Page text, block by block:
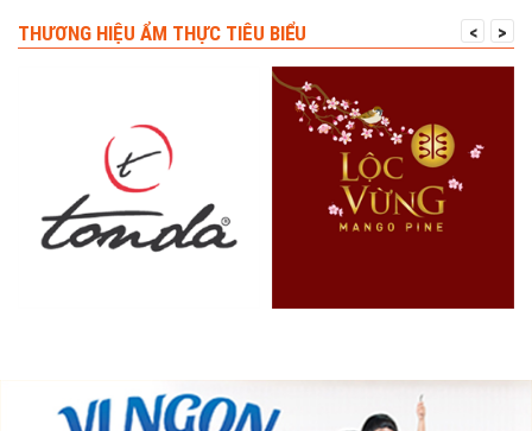
THƯƠNG HIỆU ẨM THỰC TIÊU BIỂU < >